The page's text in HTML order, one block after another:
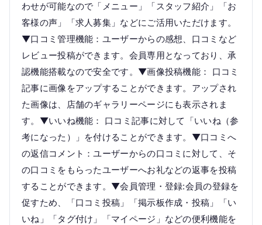
わせが可能なので「メニュー」「スタッフ紹介」「お
客様の声」「求人募集」などにご活用いただけます。
▼口コミ管理機能：ユーザーからの感想、口コミなど
レビュー投稿ができます。会員専用となっており、承
認機能搭載なので安全です。▼画像投稿機能： 口コミ
記事に画像をアップすることができます。アップされ
た画像は、店舗のギャラリーページにも表示されま
す。▼いいね機能： 口コミ記事に対して「いいね（参
考になった）」を付けることができます。▼口コミへ
の返信コメント：ユーザーからの口コミに対して、そ
の口コミをもらったユーザーへお礼などの返事を投稿
することができます。▼会員管理・登録:会員の登録を
促すため、「口コミ投稿」「掲示板作成・投稿」「い
いね」「タグ付け」「マイページ」などの便利機能を